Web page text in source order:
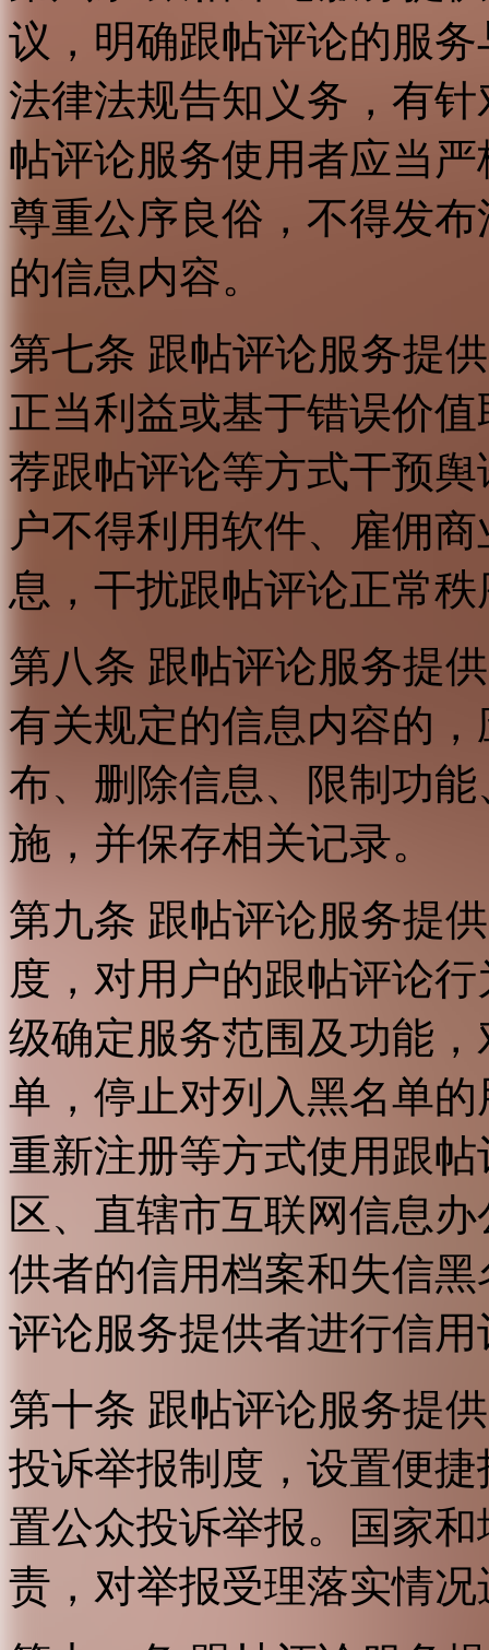
议，明确跟帖评论的服
法律法规告知义务，有
帖评论服务使用者应当
尊重公序良俗，不得发
的信息内容。
第七条 跟帖评论服务提
正当利益或基于错误价
荐跟帖评论等方式干预
户不得利用软件、雇佣
息，干扰跟帖评论正常
第八条 跟帖评论服务提
有关规定的信息内容的
布、删除信息、限制功
施，并保存相关记录。
第九条 跟帖评论服务提
度，对用户的跟帖评论
级确定服务范围及功能
单，停止对列入黑名单
重新注册等方式使用跟
区、直辖市互联网信息
供者的信用档案和失信
评论服务提供者进行信用
第十条 跟帖评论服务提
投诉举报制度，设置便
置公众投诉举报。国家
责，对举报受理落实情